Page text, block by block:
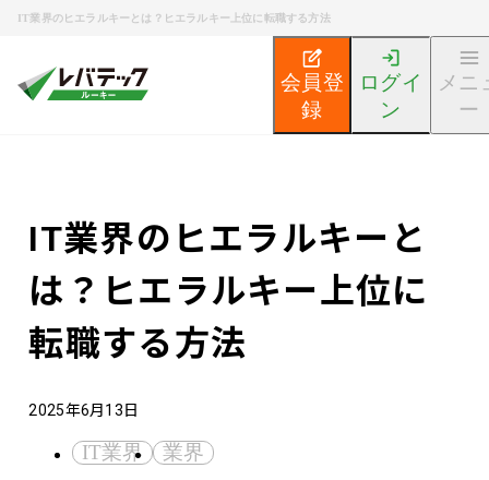
IT業界のヒエラルキーとは？ヒエラルキー上位に転職する方法
会員登
録
ログイ
ン
メニ
ー
エンジニア就活ノウハウ記事
IT業界のヒエラルキーと
は？ヒエラルキー上位に
転職する方法
2025年6月13日
IT業界 業界